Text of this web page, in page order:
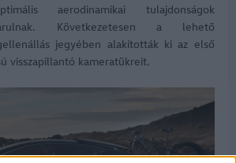
aerodinamikai tulajdonságok
Következetesen a lehető
jegyében alakították ki az első
visszapillantó kameratükreit.